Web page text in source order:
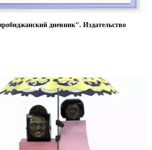
дневник". Издательство